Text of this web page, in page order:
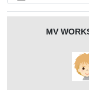
MV